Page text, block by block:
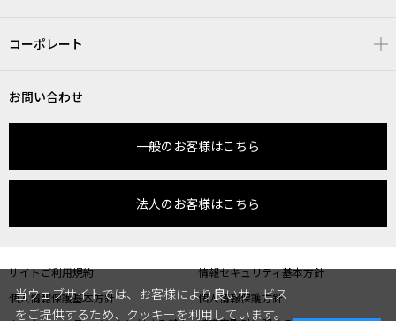
コーポレート
お問い合わせ
一般のお客様はこちら
法人のお客様はこちら
サイトご利用規約
情報セキュリティ基本方針
個人情報保護基本方針
個人情報保護方針
当ウェブサイトでは、お客様により良いサービス
をご提供するため、クッキーを利用しています。